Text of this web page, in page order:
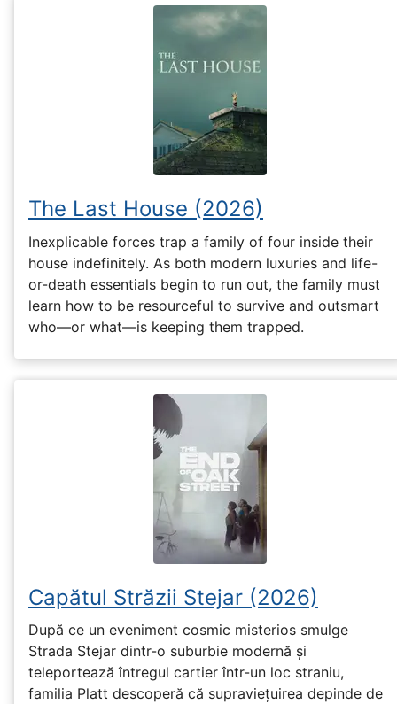
The Last House (2026)
Inexplicable forces trap a family of four inside their
house indefinitely. As both modern luxuries and life-
or-death essentials begin to run out, the family must
learn how to be resourceful to survive and outsmart
who—or what—is keeping them trapped.
Capătul Străzii Stejar (2026)
După ce un eveniment cosmic misterios smulge
Strada Stejar dintr-o suburbie modernă și
teleportează întregul cartier într-un loc straniu,
familia Platt descoperă că supraviețuirea depinde de